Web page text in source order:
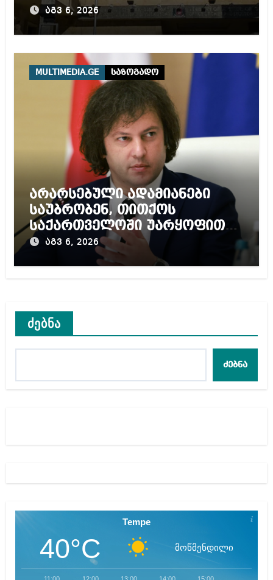
წლამდე პატიმრობას
ითვალისწინებს
აგვ 6, 2026
MULTIMEDIA.GE საზოგადო
არარსებული ადამიანები
საუბრობენ, თითქოს
საქართველოში უარყოფითი
გარემოა შექმნილი რუსი
ტურისტებისთვის, ჩვენი კარი
აგვ 6, 2026
ძებნა
ძებნა
Tempe
40°C მოწმენდილი